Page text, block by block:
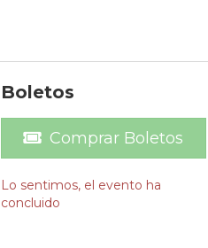
Boletos
Comprar Boletos
Lo sentimos, el evento ha
concluido